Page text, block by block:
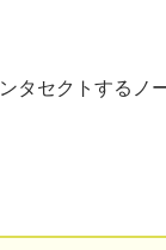
タセクトするノ